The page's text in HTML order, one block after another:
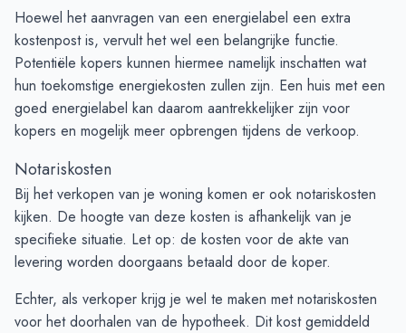
Hoewel het aanvragen van een energielabel een extra
kostenpost is, vervult het wel een belangrijke functie.
Potentiële kopers kunnen hiermee namelijk inschatten wat
hun toekomstige energiekosten zullen zijn. Een huis met een
goed energielabel kan daarom aantrekkelijker zijn voor
kopers en mogelijk meer opbrengen tijdens de verkoop.
Notariskosten
Bij het verkopen van je woning komen er ook notariskosten
kijken. De hoogte van deze kosten is afhankelijk van je
specifieke situatie. Let op: de kosten voor de akte van
levering worden doorgaans betaald door de koper.
Echter, als verkoper krijg je wel te maken met notariskosten
voor het doorhalen van de hypotheek. Dit kost gemiddeld